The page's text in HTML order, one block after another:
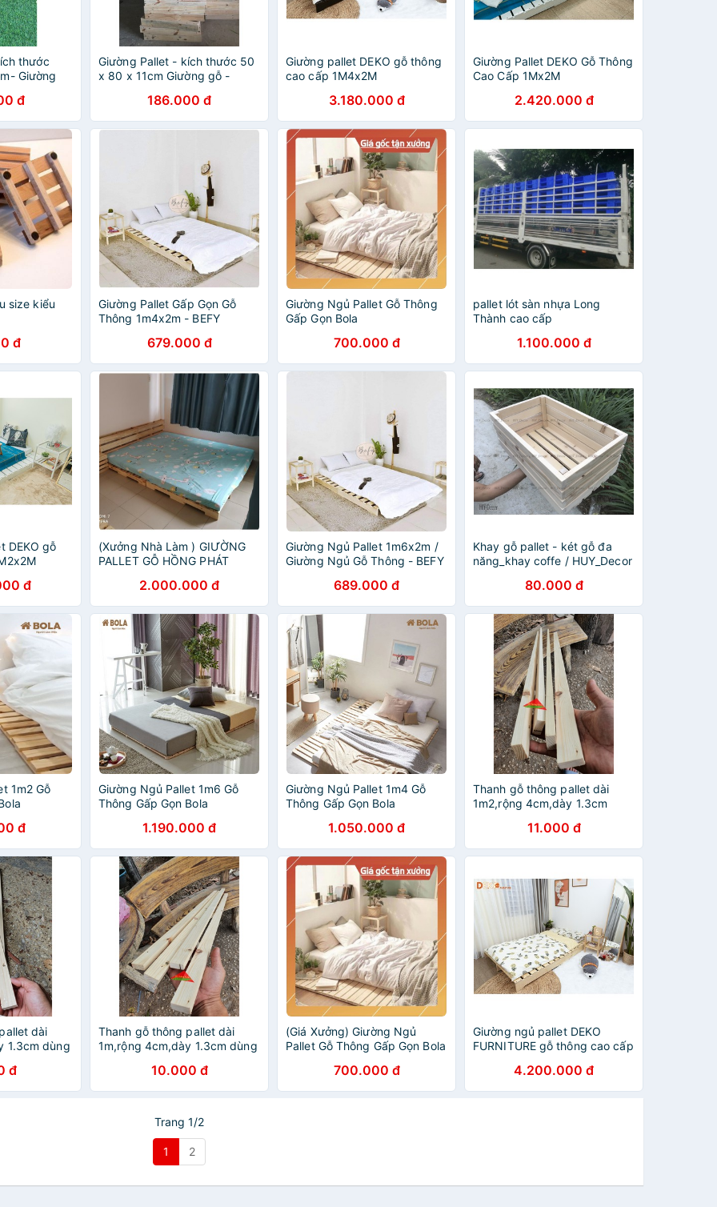
thước
Giường
mốc
đ
Giường Pallet - kích thước 50
x 80 x 11cm Giường gỗ -
Pallet đã sơn chống mốc
186.000 đ
Giường pallet DEKO gỗ thông
cao cấp 1M4x2M
3.180.000 đ
Giường Pallet DEKO Gỗ Thông
Cao Cấp 1Mx2M
2.420.000 đ
size kiểu
đ
Giường Pallet Gấp Gọn Gỗ
Thông 1m4x2m - BEFY
679.000 đ
Giường Ngủ Pallet Gỗ Thông
Gấp Gọn Bola
700.000 đ
pallet lót sàn nhựa Long
Thành cao cấp
1.100.000 đ
DEKO gỗ
đ
(Xưởng Nhà Làm ) GIƯỜNG
PALLET GỖ HỒNG PHÁT
2.000.000 đ
Giường Ngủ Pallet 1m6x2m /
Giường Ngủ Gỗ Thông - BEFY
689.000 đ
Khay gỗ pallet - két gỗ đa
năng_khay coffe / HUY_Decor
80.000 đ
1m2 Gỗ
đ
Giường Ngủ Pallet 1m6 Gỗ
Thông Gấp Gọn Bola
1.190.000 đ
Giường Ngủ Pallet 1m4 Gỗ
Thông Gấp Gọn Bola
1.050.000 đ
Thanh gỗ thông pallet dài
1m2,rộng 4cm,dày 1.3cm
công, làm khung sườn,đóng
thùng pallet
11.000 đ
dài
1.3cm dùng
thùng
đ
Thanh gỗ thông pallet dài
1m,rộng 4cm,dày 1.3cm dùng
làm khung sườn,đóng thùng
pallet
10.000 đ
(Giá Xưởng) Giường Ngủ
Pallet Gỗ Thông Gấp Gọn Bola
700.000 đ
Giường ngủ pallet DEKO
FURNITURE gỗ thông cao cấp
4.200.000 đ
Trang 1/2
1 2